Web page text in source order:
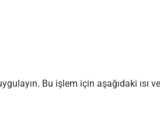
Bu işlem için aşağıdaki ısı